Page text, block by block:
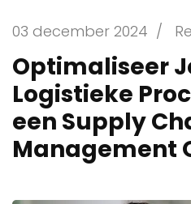
03 december 2024 /
Optimaliseer
Logistieke
een Supply
Management